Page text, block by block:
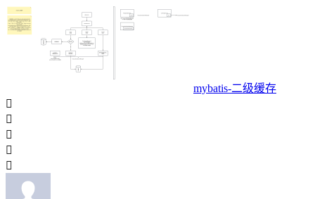
mybatis-二级缓存




